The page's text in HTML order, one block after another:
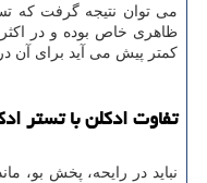
می توان نتیجه گرفت که
ظاهری خاص بوده و در
کمتر پیش می آید برای آن
تفاوت ادکلن با تستر
نباید در رایحه، پخش بو،